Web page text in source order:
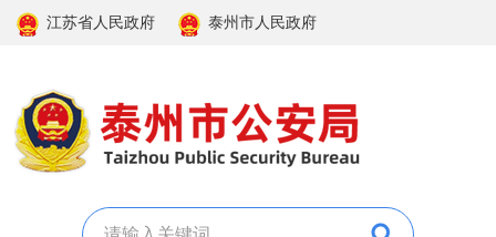
江苏省人民政府 泰州市人民政府